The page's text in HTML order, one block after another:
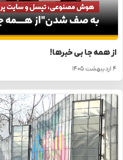
از همه جا بی خبرها!
۴ اردیبهشت ۱۴۰۵